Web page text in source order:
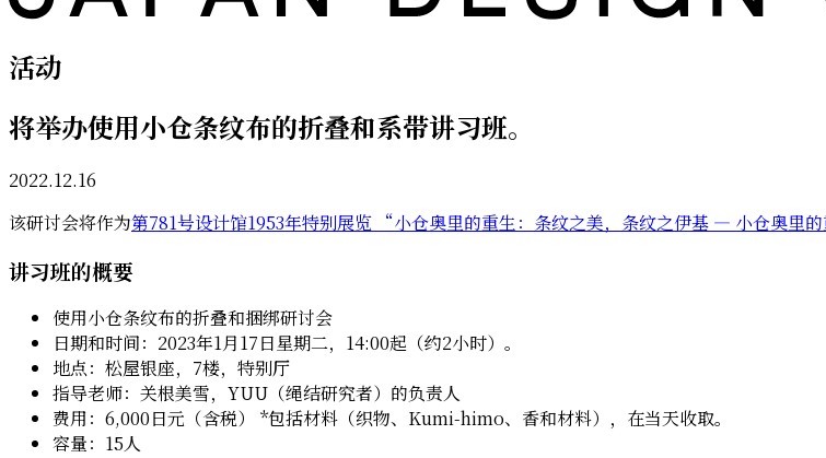
活动
将举办使用小仓条纹布的折叠和系带讲习班。
2022.12.16
该研讨会将作为第781号设计馆1953年特别展览 “小仓奥里的重生：条纹之美，条纹之伊基 — 小仓奥里
讲习班的概要
使用小仓条纹布的折叠和捆绑研讨会
日期和时间：2023年1月17日星期二，14:00起（约2小时）。
地点：松屋银座，7楼，特别厅
指导老师：关根美雪，YUU（绳结研究者）的负责人
费用：6,000日元（含税） *包括材料（织物、Kumi-himo、香和材料），在当天收取。
容量：15人